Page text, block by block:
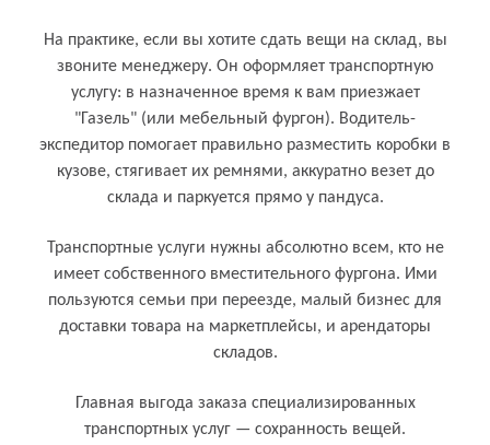
На практике, если вы хотите сдать вещи на склад, вы
звоните менеджеру. Он оформляет транспортную
услугу: в назначенное время к вам приезжает
"Газель" (или мебельный фургон). Водитель-
экспедитор помогает правильно разместить коробки в
кузове, стягивает их ремнями, аккуратно везет до
склада и паркуется прямо у пандуса.
Кому и для чего нужен транспортные
услуги
Транспортные услуги нужны абсолютно всем, кто не
имеет собственного вместительного фургона. Ими
пользуются семьи при переезде, малый бизнес для
доставки товара на маркетплейсы, и арендаторы
складов.
Главная выгода заказа специализированных
транспортных услуг — сохранность вещей.